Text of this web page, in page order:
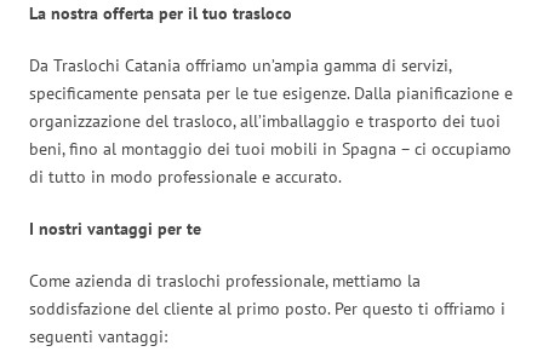
La nostra offerta per il tuo trasloco
Da Traslochi Catania offriamo un’ampia gamma di servizi,
specificamente pensata per le tue esigenze. Dalla pianificazione e
organizzazione del trasloco, all’imballaggio e trasporto dei tuoi
beni, fino al montaggio dei tuoi mobili in Spagna – ci occupiamo
di tutto in modo professionale e accurato.
I nostri vantaggi per te
Come azienda di traslochi professionale, mettiamo la
soddisfazione del cliente al primo posto. Per questo ti offriamo i
seguenti vantaggi: